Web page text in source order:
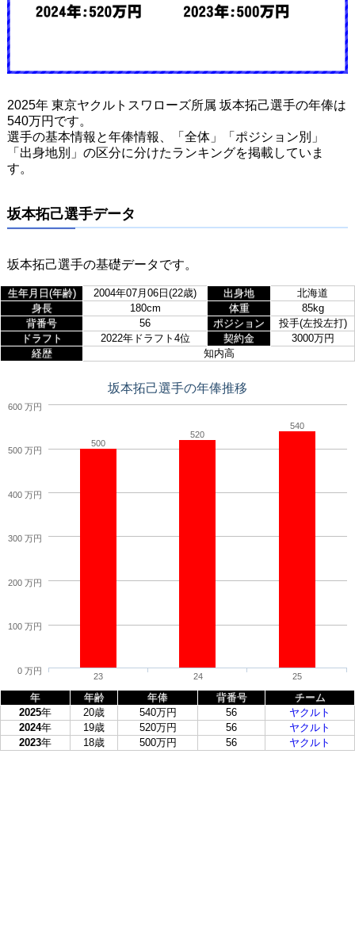
2025年 東京ヤクルトスワローズ所属 坂本拓己選手の年俸は
540万円です。
選手の基本情報と年俸情報、「全体」「ポジション別」
「出身地別」の区分に分けたランキングを掲載していま
す。
坂本拓己選手データ
坂本拓己選手の基礎データです。
生年月日(年齢) 2004年07月06日(22歳) 出身地
北海道
身長
180cm 体重
85kg
背番号
56 ポジション
投手(左投左打)
ドラフト
2022年ドラフト4位 契約金
3000万円
経歴
知内高
坂本拓己選手の年俸推移
500
520
540
23 24 25
0 万円
100 万円
200 万円
300 万円
400 万円
500 万円
600 万円
年 年齢 年俸 背番号
チーム
2025年 20歳 540万円 56
ヤクルト
2024年 19歳 520万円 56
ヤクルト
2023年 18歳 500万円 56 ヤクルト